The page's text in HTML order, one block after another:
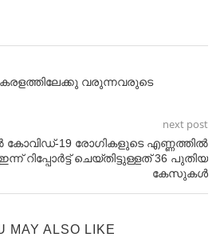
വരുന്നവരുടെ
next post
കോവിഡ്-19 രോഗികളുടെ എണ്ണത്തിൽ
റിപ്പോർട്ട് ചെയ്തിട്ടുള്ളത് 36 പുതിയ
കേസുകൾ
MAY ALSO LIKE